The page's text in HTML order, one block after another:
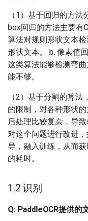
Q: 二阶段的端到端
文本识别方法的不
些？
Q: AAAI 2021最新
端场景文本识别
法有什么特点？
1.4 评估方法
Q: OCR领域常用的
标是什么？
Q：背景干扰的文字
别落款或者印章中
（1）基于回归的方
box回归的方法主要有
算法对规则形状文本
形状文本。 b. 像素值
这类算法能够检测弯
能不够。
（2）基于分割的算
的限制，对各种形状
后处理比较复杂，导
对这个问题进行改进
导，融入训练，从而
的耗时。
1.2 识别
Q: PaddleOCR提供的